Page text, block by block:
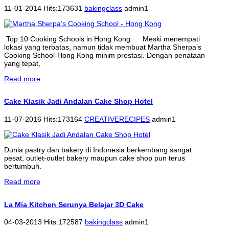
11-01-2014 Hits:173631 bakingclass admin1
Top 10 Cooking Schools in Hong Kong Meski menempati
lokasi yang terbatas, namun tidak membuat Martha Sherpa’s
Cooking School-Hong Kong minim prestasi. Dengan penataan
yang tepat,
Read more
Cake Klasik Jadi Andalan Cake Shop Hotel
11-07-2016 Hits:173164 CREATIVERECIPES admin1
Dunia pastry dan bakery di Indonesia berkembang sangat
pesat, outlet-outlet bakery maupun cake shop pun terus
bertumbuh.
Read more
La Mia Kitchen Serunya Belajar 3D Cake
04-03-2013 Hits:172587 bakingclass admin1